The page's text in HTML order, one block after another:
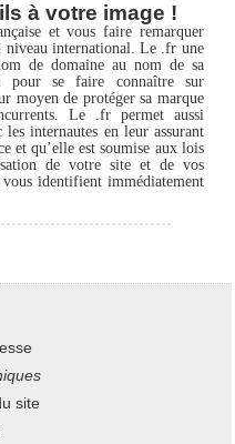
à votre image !
et vous faire remarquer
niveau international. Le .fr une
de domaine au nom de sa
pour se faire connaître sur
moyen de protéger sa marque
Le .fr permet aussi
internautes en leur assurant
et qu’elle est soumise aux lois
de votre site et de vos
identifient immédiatement
site